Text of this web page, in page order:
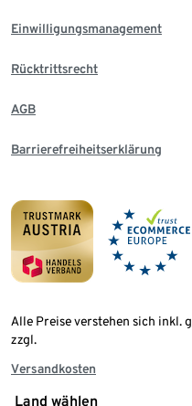
Einwilligungsmanagement
Rücktrittsrecht
AGB
Barrierefreiheitserklärung
Alle Preise verstehen sich inkl.
zzgl.
Versandkosten
Land wählen